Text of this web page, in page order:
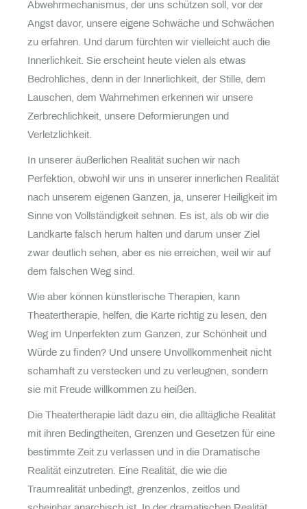
Abwehrmechanismus, der uns schützen soll, vor der
Angst davor, unsere eigene Schwäche und Schwächen
zu erfahren. Und darum fürchten wir vielleicht auch die
Innerlichkeit. Sie erscheint heute vielen als etwas
Bedrohliches, denn in der Innerlichkeit, der Stille, dem
Lauschen, dem Wahrnehmen erkennen wir unsere
Zerbrechlichkeit, unsere Deformierungen und
Verletzlichkeit.
In unserer äußerlichen Realität suchen wir nach
Perfektion, obwohl wir uns in unserer innerlichen Realität
nach unserem eigenen Ganzen, ja, unserer Heiligkeit im
Sinne von Vollständigkeit sehnen. Es ist, als ob wir die
Landkarte falsch herum halten und darum unser Ziel
zwar deutlich sehen, aber es nie erreichen, weil wir auf
dem falschen Weg sind.
Wie aber können künstlerische Therapien, kann
Theatertherapie, helfen, die Karte richtig zu lesen, den
Weg im Unperfekten zum Ganzen, zur Schönheit und
Würde zu finden? Und unsere Unvollkommenheit nicht
schamhaft zu verstecken und zu verleugnen, sondern
sie mit Freude willkommen zu heißen.
Die Theatertherapie lädt dazu ein, die alltägliche Realität
mit ihren Bedingtheiten, Grenzen und Gesetzen für eine
bestimmte Zeit zu verlassen und in die Dramatische
Realität einzutreten. Eine Realität, die wie die
Traumrealität unbedingt, grenzenlos, zeitlos und